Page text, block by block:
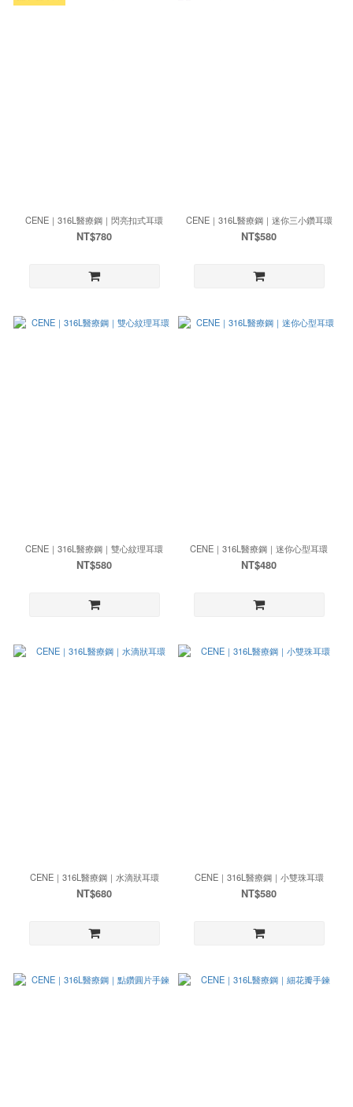
CENE｜316L醫療鋼｜閃亮扣式耳環
NT$780
CENE｜316L醫療鋼｜迷你三小鑽耳環
NT$580
CENE｜316L醫療鋼｜雙心紋理耳環
NT$580
CENE｜316L醫療鋼｜迷你心型耳環
NT$480
CENE｜316L醫療鋼｜水滴狀耳環
NT$680
CENE｜316L醫療鋼｜小雙珠耳環
NT$580